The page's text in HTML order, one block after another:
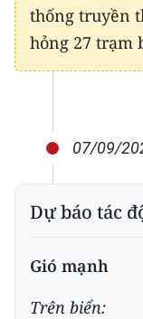
Media Văn hóa
Media Du lịch
Media Thế giới
Media Thể thao
Media Giáo dục
Media Y tế
thống truyền
hỏng 27 trạm
07/09/
Dự báo tác
Gió mạnh
Trên biển: